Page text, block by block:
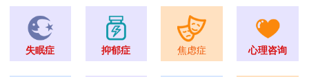
失眠症 抑郁症 焦虑症 心理咨询